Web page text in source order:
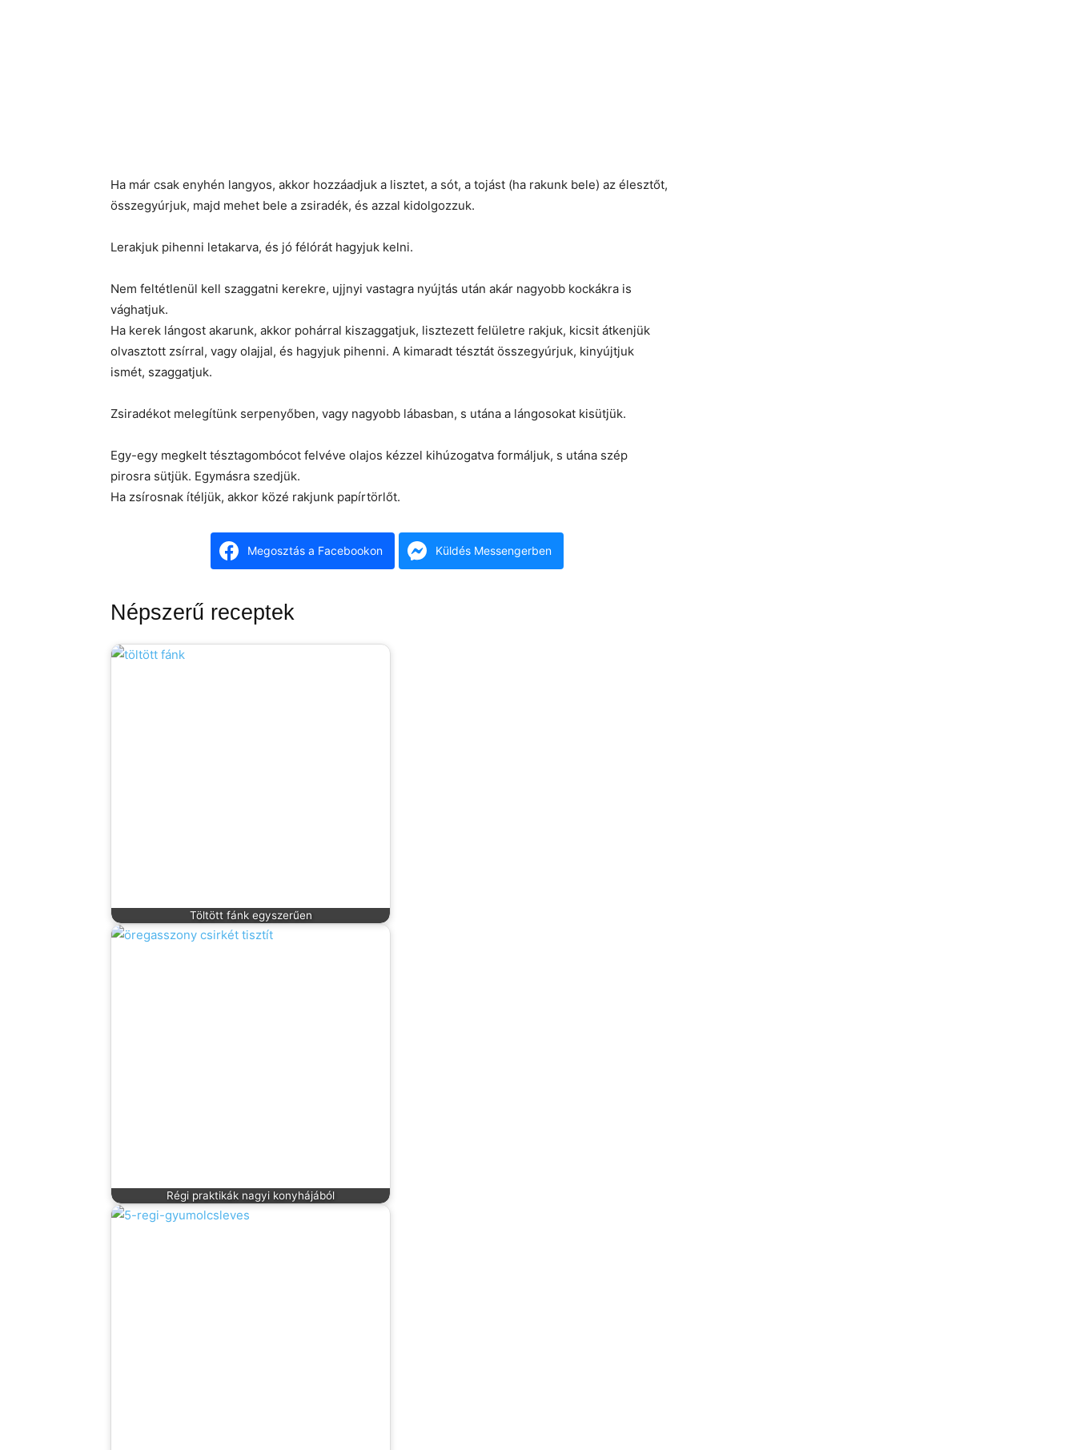
Ha már csak enyhén langyos, akkor hozzáadjuk a lisztet, a sót, a tojást (ha rakunk bele) az élesztőt,
összegyúrjuk, majd mehet bele a zsiradék, és azzal kidolgozzuk.
Lerakjuk pihenni letakarva, és jó félórát hagyjuk kelni.
Nem feltétlenül kell szaggatni kerekre, ujjnyi vastagra nyújtás után akár nagyobb kockákra is
vághatjuk.
Ha kerek lángost akarunk, akkor pohárral kiszaggatjuk, lisztezett felületre rakjuk, kicsit átkenjük
olvasztott zsírral, vagy olajjal, és hagyjuk pihenni. A kimaradt tésztát összegyúrjuk, kinyújtjuk
ismét, szaggatjuk.
Zsiradékot melegítünk serpenyőben, vagy nagyobb lábasban, s utána a lángosokat kisütjük.
Egy-egy megkelt tésztagombócot felvéve olajos kézzel kihúzogatva formáljuk, s utána szép
pirosra sütjük. Egymásra szedjük.
Ha zsírosnak ítéljük, akkor közé rakjunk papírtörlőt.
Megosztás a Facebookon Küldés Messengerben
Népszerű receptek
Töltött fánk egyszerűen
Régi praktikák nagyi konyhájából